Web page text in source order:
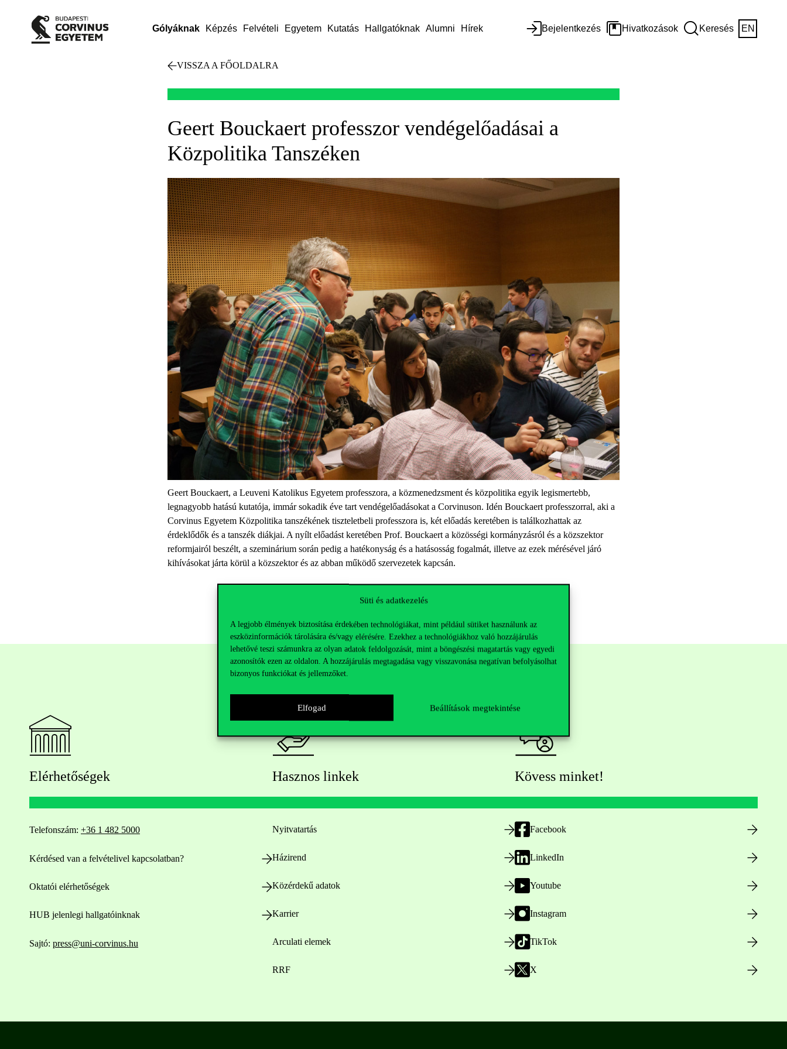
Süti és adatkezelés
A legjobb élmények biztosítása érdekében technológiákat, mint például sütiket használunk az
eszközinformációk tárolására és/vagy elérésére. Ezekhez a technológiákhoz való hozzájárulás
lehetővé teszi számunkra az olyan adatok feldolgozását, mint a böngészési magatartás vagy egyedi
azonosítók ezen az oldalon. A hozzájárulás megtagadása vagy visszavonása negatívan befolyásolhat
bizonyos funkciókat és jellemzőket.
Elfogad Beállítások megtekintése
Gólyáknak Képzés Felvételi Egyetem Kutatás Hallgatóknak Alumni Hírek Bejelentkezés Hivatkozások Keresés EN
VISSZA A FŐOLDALRA
Geert Bouckaert professzor vendégelőadásai a
Közpolitika Tanszéken
Geert Bouckaert, a Leuveni Katolikus Egyetem professzora, a közmenedzsment és közpolitika egyik legismertebb,
legnagyobb hatású kutatója, immár sokadik éve tart vendégelőadásokat a Corvinuson. Idén Bouckaert professzorral, aki a
Corvinus Egyetem Közpolitika tanszékének tiszteletbeli professzora is, két előadás keretében is találkozhattak az
érdeklődők és a tanszék diákjai. A nyílt előadást keretében Prof. Bouckaert a közösségi kormányzásról és a közszektor
reformjairól beszélt, a szeminárium során pedig a hatékonyság és a hatásosság fogalmát, illetve az ezek mérésével járó
kihívásokat járta körül a közszektor és az abban működő szervezetek kapcsán.
Elérhetőségek
Telefonszám: +36 1 482 5000
Kérdésed van a felvételivel kapcsolatban?
Oktatói elérhetőségek
HUB jelenlegi hallgatóinknak
Sajtó: press@uni-corvinus.hu
Hasznos linkek
Nyitvatartás
Házirend
Közérdekű adatok
Karrier
Arculati elemek
RRF
Kövess minket!
Facebook
LinkedIn
Youtube
Instagram
TikTok
X